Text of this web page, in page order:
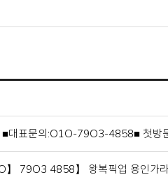
■대표문의:O1O-79O3-4858■ 첫방
】 79O3 4858】 왕복픽업 용인가